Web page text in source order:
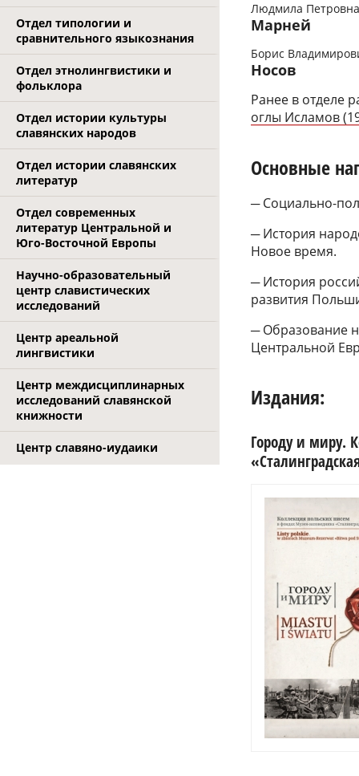
Отдел типологии и
сравнительного языкознания
Отдел этнолингвистики и
фольклора
Отдел истории культуры
славянских народов
Отдел истории славянских
литератур
Отдел современных
литератур Центральной и
Юго-Восточной Европы
Научно-образовательный
центр славистических
исследований
Центр ареальной
лингвистики
Центр междисциплинарных
исследований славянской
книжности
Центр славяно-иудаики
Людмила
Марней
Борис
Носов
Ранее в отделе
оглы Исламов
Основные
─ Социально-
─ История
Новое время.
─ История
развития
─ Образование
Центральной
Издания:
Городу и миру.